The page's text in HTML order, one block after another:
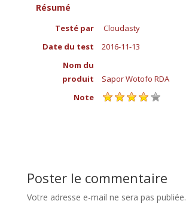
Résumé
Testé par
Cloudasty
Date du test
2016-11-13
Nom du
produit
Sapor Wotofo RDA
Note
Poster le commentaire
Votre adresse e-mail ne sera pas publiée.